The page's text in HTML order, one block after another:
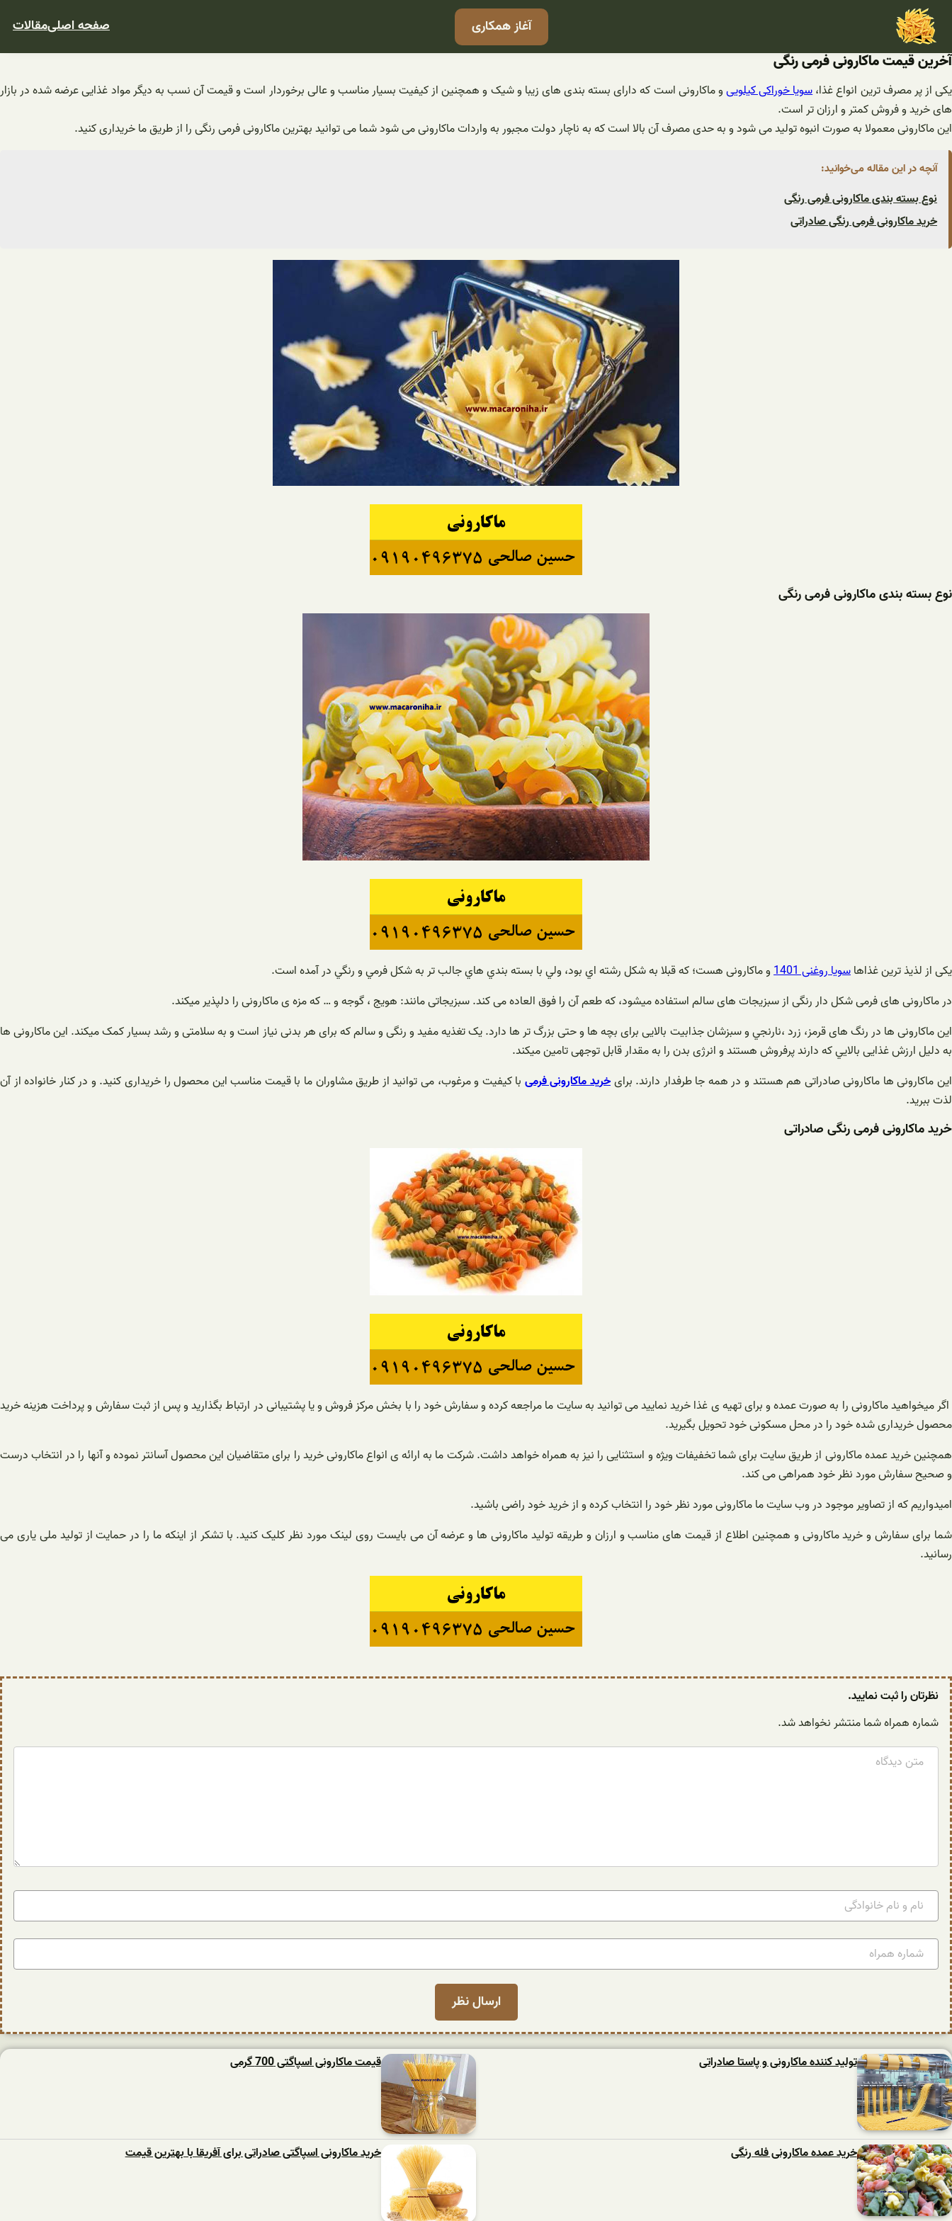
محتوا
آغاز همکاری صفحه اصلیمقالات
آخرین قیمت ماکارونی فرمی رنگی
یکی از پر مصرف ترین انواع غذا،سویا خوراکی کیلوییو ماکارونی است که دارای بسته بندی های زیبا و شیک و همچنین از کیفیت بسیار مناسب و عالی برخوردار است و قیمت آن نسب به دیگر مواد غذایی عرضه شده در بازار
های خرید و فروش کمتر و ارزان تر است.
این ماکارونی معمولا به صورت انبوه تولید می شود و به حدی مصرف آن بالا است که به ناچار دولت مجبور به واردات ماکارونی می شود شما می توانید بهترین ماکارونی فرمی رنگی را از طریق ما خریداری کنید.
آنچه در این مقاله می‌خوانید:
نوع بسته بندی ماکارونی فرمی رنگی
خرید ماکارونی فرمی رنگی صادراتی
نوع بسته بندی ماکارونی فرمی رنگی
یکی از لذیذ ترین غذاهاسویا روغنی 1401
و ماکارونی هست؛ كه قبلا به شكل رشته اي بود، ولي با بسته بندي هاي جالب تر به شكل فرمي و رنگي در آمده است.
در ماکارونی های فرمی شکل دار رنگی از سبزیجات های سالم استفاده میشود، که طعم آن را فوق العاده می کند‌. سبزیجاتی مانند: هویج ، گوجه و … که مزه ی ماکارونی را دلپذیر میکند.
این ماکارونی ها در رنگ های قرمز، زرد ،نارنجي و سبزشان جذابیت بالایی برای بچه ها و حتی بزرگ تر ها دارد. یک تغذیه مفید و رنگی و سالم كه برای هر بدنی نیاز است و به سلامتی و رشد بسیار کمک میکند. این ماکارونی ها
به دلیل ارزش غذایی بالايي كه دارند پرفروش هستند و انرژی بدن را به مقدار قابل توجهی تامین میکند.
این ماکارونی ها ماکارونی صادراتی هم هستند و در همه جا طرفدار دارند. برایخرید ماکارونی فرمی با کیفیت و مرغوب، می توانید از طریق مشاوران ما با قیمت مناسب این محصول را خریداری کنید. و در كنار خانواده از آن
لذت ببريد.
خرید ماکارونی فرمی رنگی صادراتی
اگر میخواهید ماکارونی را به صورت عمده و برای تهیه ی غذا خرید نمایید می توانید به سایت ما مراجعه کرده و سفارش خود را با بخش مرکز فروش و یا پشتیبانی در ارتباط بگذارید و پس از ثبت سفارش و پرداخت هزینه خرید
محصول خریداری شده خود را در محل مسکونی خود تحویل بگیرید.
همچنین خرید عمده ماکارونی از طریق سایت برای شما تخفیفات ویژه و استثنایی را نیز به همراه خواهد داشت. شرکت ما به ارائه ی انواع ماکارونی خرید را برای متقاضیان این محصول آسانتر نموده و آنها را در انتخاب درست
و صحیح سفارش مورد نظر خود همراهی می کند.
امیدواریم که از تصاویر موجود در وب سایت ما ماکارونی مورد نظر خود را انتخاب کرده و از خرید خود راضی باشید.
شما برای سفارش و خرید ماکارونی و همچنین اطلاع از قیمت های مناسب و ارزان و طریقه تولید ماکارونی ها و عرضه آن می بایست روی لینک مورد نظر کلیک کنید. با تشکر از اینکه ما را در حمایت از تولید ملی یاری می
رسانید.
نظرتان را ثبت نمایید.
شماره همراه شما منتشر نخواهد شد.
تولید کننده ماکارونی و پاستا صادراتی قیمت ماکارونی اسپاگتی 700 گرمی
خرید عمده ماکارونی فله رنگی خرید ماکارونی اسپاگتی صادراتی برای آفریقا با بهترین قیمت